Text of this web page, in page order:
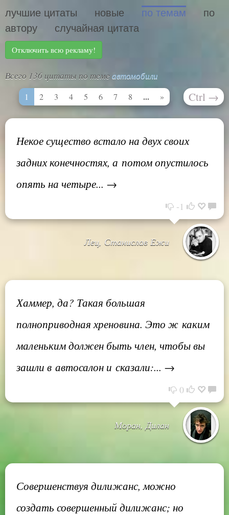
лучшие цитаты новые по темам
по
автору
случайная цитата
Отключить всю рекламу!
Всего 136 цитаты по теме автомобили
1 2 3 4 5 6 7 8 ... » Ctrl →
Некое существо встало на двух своих
задних конечностях, а потом опустилось
опять на четыре... →
-1
Лец, Станислав Ежи
Хаммер, да? Такая большая
полноприводная хреновина. Это ж каким
маленьким должен быть член, чтобы вы
зашли в автосалон и сказали:... →
0
Моран, Дилан
Совершенствуя дилижанс, можно
создать совершенный дилижанс; но